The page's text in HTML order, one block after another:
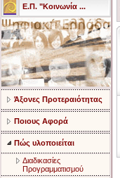
Ε.Π. "Κοινωνία ...
Άξονες Προτεραιότητας
Ποιους Αφορά
Πώς υλοποιείται
Διαδικασίες
Προγραμματισμού